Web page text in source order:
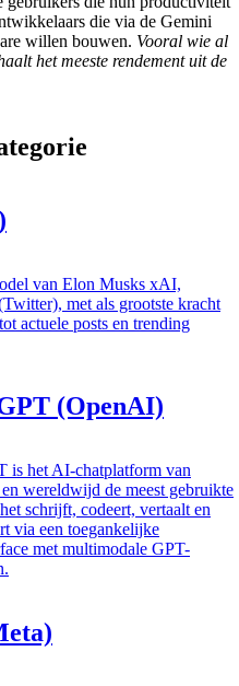
die via de Gemini
willen bouwen. Vooral wie al
het meeste rendement uit de
van Elon Musks xAI,
met als grootste kracht
actuele posts en trending
(OpenAI)
is het AI-chatplatform van
wereldwijd de meest gebruikte
schrijft, codeert, vertaalt en
via een toegankelijke
met multimodale GPT-